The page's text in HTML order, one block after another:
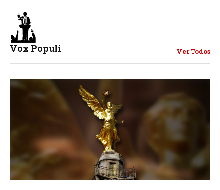
Vox Populi Ver Todos
381 Articulos